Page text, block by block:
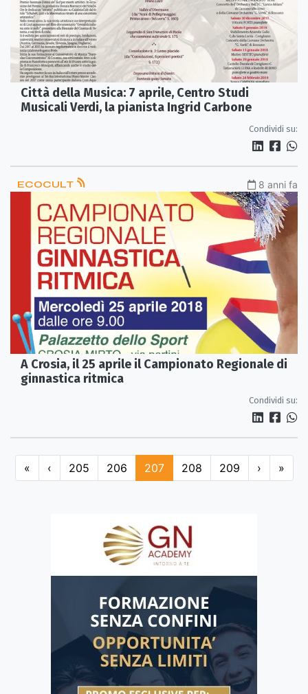
Città della Musica: 7 aprile, Centro Studi
Musicali Verdi, la pianista Ingrid Carbone
Condividi su:
ECOCULT 8 anni fa
A Crosia, il 25 aprile il Campionato Regionale di
ginnastica ritmica
Condividi su:
« ‹ 205 206 207 208 209 › »